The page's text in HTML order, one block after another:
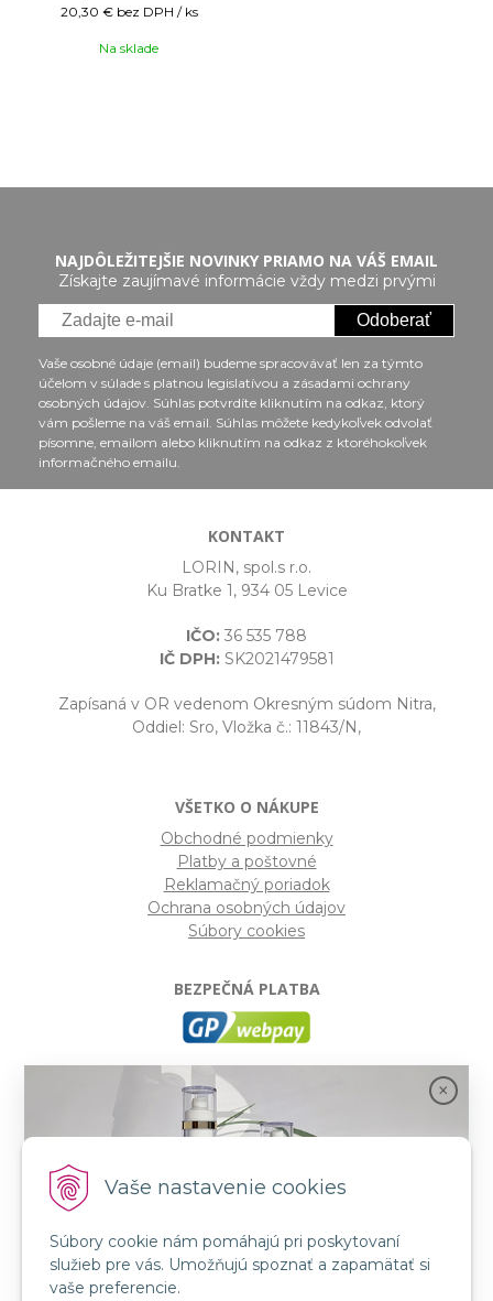
Vaše nastavenie cookies
Súbory cookie nám pomáhajú pri poskytovaní
služieb pre vás. Umožňujú spoznať a zapamätať si
vaše preferencie.
20,30 € bez DPH / ks
Na sklade
NAJDÔLEŽITEJŠIE NOVINKY PRIAMO NA VÁŠ EMAIL
Získajte zaujímavé informácie vždy medzi prvými
Odoberať
Vaše osobné údaje (email) budeme spracovávať len za týmto
účelom v súlade s platnou legislatívou a zásadami ochrany
osobných údajov. Súhlas potvrdíte kliknutím na odkaz, ktorý
vám pošleme na váš email. Súhlas môžete kedykoľvek odvolať
písomne, emailom alebo kliknutím na odkaz z ktoréhokoľvek
informačného emailu.
KONTAKT
LORIN, spol.s r.o.
Ku Bratke 1, 934 05 Levice
IČO: 36 535 788
IČ DPH:SK2021479581
Zapísaná v OR vedenom Okresným súdom Nitra,
Oddiel: Sro, Vložka č.: 11843/N,
VŠETKO O NÁKUPE
Obchodné podmienky
Platby a poštovné
Reklamačný poriadok
Ochrana osobných údajov
Súbory cookies
BEZPEČNÁ PLATBA
- Moderný a bezpečný systém pre platby
kartou na internete. Je jedným z najpoužívanejších
platobných brán na slovenských e-shopoch. Spĺňa
SLEDUJTE NÁS
FB: LORIN všetko pre krásu
Spojenie prírody a vedy s novou kozmetikou